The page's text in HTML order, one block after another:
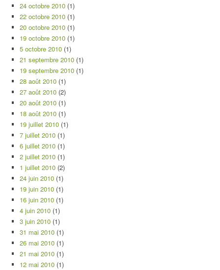
24 octobre 2010 (1)
22 octobre 2010 (1)
20 octobre 2010 (1)
19 octobre 2010 (1)
5 octobre 2010 (1)
21 septembre 2010 (1)
19 septembre 2010 (1)
28 août 2010 (1)
27 août 2010 (2)
20 août 2010 (1)
18 août 2010 (1)
19 juillet 2010 (1)
7 juillet 2010 (1)
6 juillet 2010 (1)
2 juillet 2010 (1)
1 juillet 2010 (2)
24 juin 2010 (1)
19 juin 2010 (1)
16 juin 2010 (1)
4 juin 2010 (1)
3 juin 2010 (1)
31 mai 2010 (1)
26 mai 2010 (1)
21 mai 2010 (1)
12 mai 2010 (1)